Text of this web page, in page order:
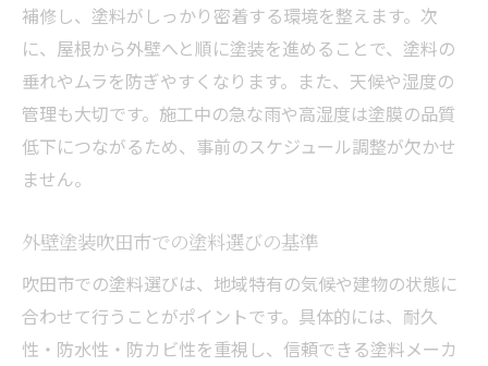
補修し、塗料がしっかり密着する環境を整えます。次
に、屋根から外壁へと順に塗装を進めることで、塗料の
垂れやムラを防ぎやすくなります。また、天候や湿度の
管理も大切です。施工中の急な雨や高湿度は塗膜の品質
低下につながるため、事前のスケジュール調整が欠かせ
ません。
外壁塗装吹田市での塗料選びの基準
吹田市での塗料選びは、地域特有の気候や建物の状態に
合わせて行うことがポイントです。具体的には、耐久
性・防水性・防カビ性を重視し、信頼できる塗料メーカ